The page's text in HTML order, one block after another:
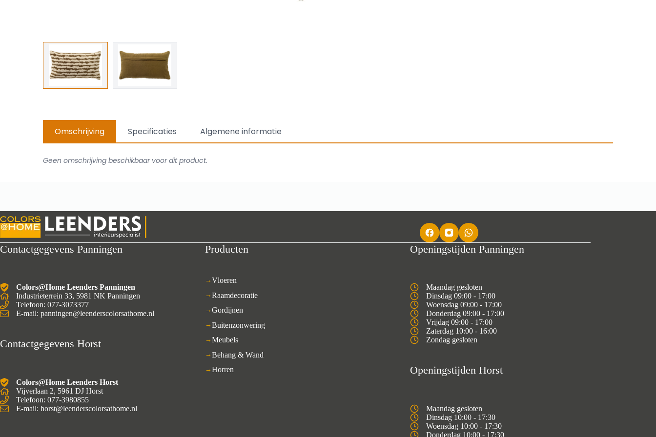
Omschrijving Specificaties Algemene informatie
Geen omschrijving beschikbaar voor dit product.
Contactgegevens Panningen
Colors@Home Leenders Panningen
Industrieterrein 33, 5981 NK Panningen
Telefoon: 077-3073377
E-mail: panningen@leenderscolorsathome.nl
Contactgegevens Horst
Colors@Home Leenders Horst
Vijverlaan 2, 5961 DJ Horst
Telefoon: 077-3980855
E-mail: horst@leenderscolorsathome.nl
Producten
Vloeren
Raamdecoratie
Gordijnen
Buitenzonwering
Meubels
Behang & Wand
Horren
Openingstijden Panningen
Maandag gesloten
Dinsdag 09:00 - 17:00
Woensdag 09:00 - 17:00
Donderdag 09:00 - 17:00
Vrijdag 09:00 - 17:00
Zaterdag 10:00 - 16:00
Zondag gesloten
Openingstijden Horst
Maandag gesloten
Dinsdag 10:00 - 17:30
Woensdag 10:00 - 17:30
Donderdag 10:00 - 17:30